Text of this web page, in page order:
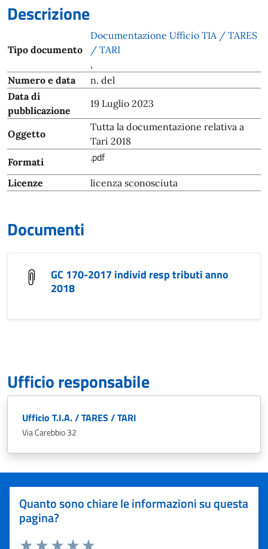
Descrizione
Tipo documento
Documentazione Ufficio TIA / TARES
/ TARI
,
Numero e data
n. del
Data di
pubblicazione
19 Luglio 2023
Oggetto
Tutta la documentazione relativa a
Tari 2018
Formati
.pdf
Licenze licenza sconosciuta
Documenti
GC 170-2017 individ resp tributi anno
2018
Ufficio responsabile
Ufficio T.I.A. / TARES / TARI
Via Carebbio 32
Quanto sono chiare le informazioni su questa
pagina?